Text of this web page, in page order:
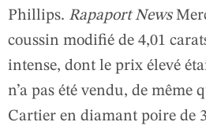
Phillips. Rapaport News
coussin modifié de 4,01
intense, dont le prix élevé
n’a pas été vendu, de même
Cartier en diamant poire de